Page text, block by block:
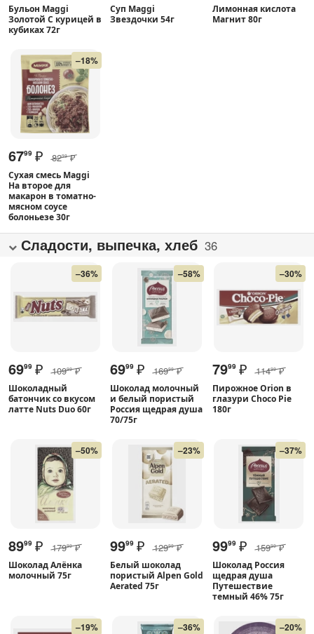
Бульон Maggi
Золотой С курицей в
кубиках 72г
Суп Maggi
Звездочки 54г
Лимонная кислота
Магнит 80г
–18%
6799 ₽ 8299 ₽
Сухая смесь Maggi
На второе для
макарон в томатно-
мясном соусе
болоньезе 30г
Сладости, выпечка, хлеб 36
–36%
6999 ₽ 10999 ₽
Шоколадный
батончик со вкусом
латте Nuts Duo 60г
–58%
6999 ₽ 16999 ₽
Шоколад молочный
и белый пористый
Россия щедрая душа
70/75г
–30%
7999 ₽ 11499 ₽
Пирожное Orion в
глазури Choco Pie
180г
–50%
8999 ₽ 17999 ₽
Шоколад Алёнка
молочный 75г
–23%
9999 ₽ 12999 ₽
Белый шоколад
пористый Alpen Gold
Aerated 75г
–37%
9999 ₽ 15999 ₽
Шоколад Россия
щедрая душа
Путешествие
темный 46% 75г
–19% –36% –20%